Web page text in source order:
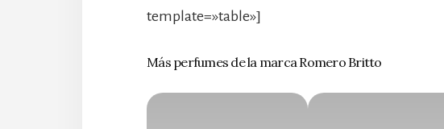
template=»table»]
Más perfumes de la marca Romero Britto